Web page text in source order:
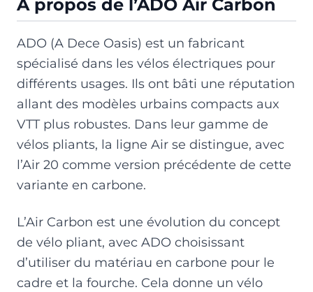
À propos de l’ADO Air Carbon
ADO (A Dece Oasis) est un fabricant
spécialisé dans les vélos électriques pour
différents usages. Ils ont bâti une réputation
allant des modèles urbains compacts aux
VTT plus robustes. Dans leur gamme de
vélos pliants, la ligne Air se distingue, avec
l’Air 20 comme version précédente de cette
variante en carbone.
L’Air Carbon est une évolution du concept
de vélo pliant, avec ADO choisissant
d’utiliser du matériau en carbone pour le
cadre et la fourche. Cela donne un vélo